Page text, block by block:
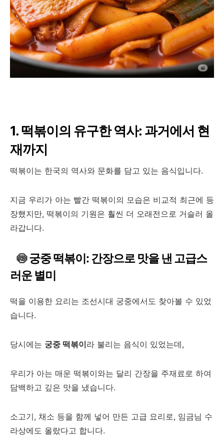
1. 떡볶이의 유구한 역사: 과거에서 현
재까지
떡볶이는 한국의 역사와 문화를 담고 있는 음식입니다.
지금 우리가 아는 빨간 떡볶이의 모습은 비교적 최근에 등
장했지만, 떡볶이의 기원은 훨씬 더 오래전으로 거슬러 올
라갑니다.
🍥궁중 떡볶이: 간장으로 맛을 낸 고급스
러운 별미
떡을 이용한 요리는 조선시대 궁중에서도 찾아볼 수 있었
습니다.
당시에는 궁중 떡볶이라 불리는 음식이 있었는데,
우리가 아는 매운 떡볶이와는 달리 간장을 주재료로 하여
담백하고 깊은 맛을 냈습니다.
소고기, 채소 등을 함께 넣어 만든 고급 요리로, 임금님 수
라상에도 올랐다고 합니다.